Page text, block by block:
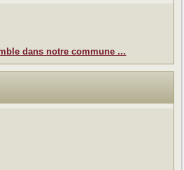
dans notre commune ...